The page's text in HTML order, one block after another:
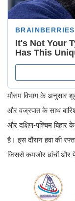
मौसम विभाग के अनुसार
और वज्रपात के साथ
और दक्षिण-पश्चिम
है। इस दौरान हवा की
जिससे कमजोर ढांचों और